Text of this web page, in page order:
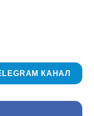
КАНАЛ